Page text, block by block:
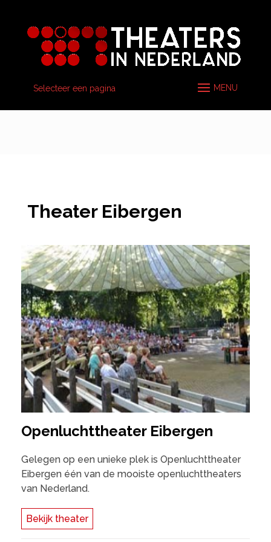
Selecteer een pagina
Theater Eibergen
Openluchttheater Eibergen
Gelegen op een unieke plek is Openluchttheater
Eibergen één van de mooiste openluchttheaters
van Nederland.
Bekijk theater